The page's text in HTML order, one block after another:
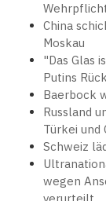
China
Moskau
"Das Glas
Putins
Baerbock
Russland
Türkei und
Schweiz
wegen